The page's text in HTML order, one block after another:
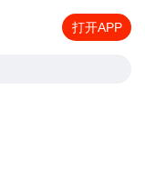
打开APP